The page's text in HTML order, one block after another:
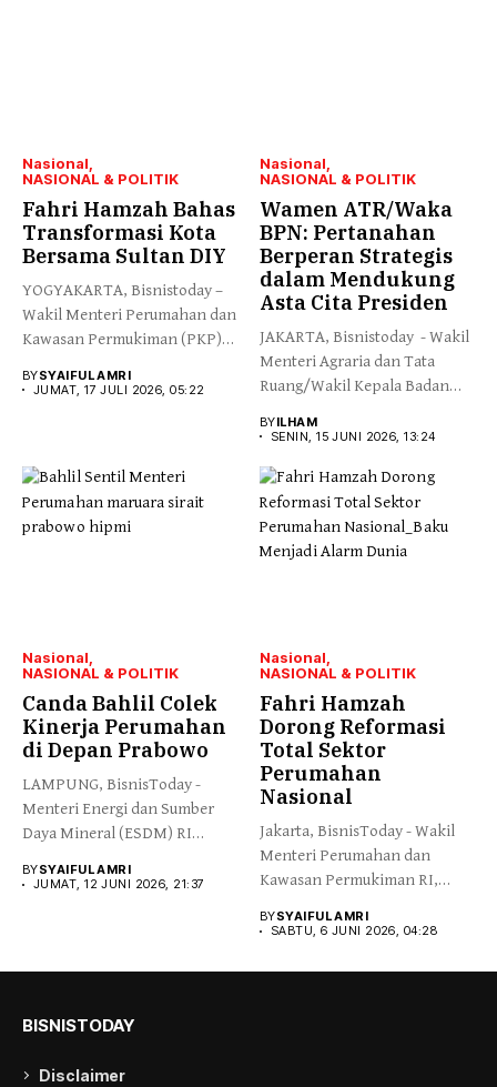
Nasional
NASIONAL & POLITIK
Fahri Hamzah Bahas
Transformasi Kota
Bersama Sultan DIY
YOGYAKARTA, Bisnistoday –
Wakil Menteri Perumahan dan
Kawasan Permukiman (PKP)
BYSYAIFUL AMRI
JUMAT, 17 JULI 2026, 05:22
Nasional
NASIONAL & POLITIK
Wamen ATR/Waka
BPN: Pertanahan
Berperan Strategis
dalam Mendukung
Asta Cita Presiden
JAKARTA, Bisnistoday - Wakil
Menteri Agraria dan Tata
Ruang/Wakil Kepala Badan
BYILHAM
SENIN, 15 JUNI 2026, 13:24
Nasional
NASIONAL & POLITIK
Canda Bahlil Colek
Kinerja Perumahan
di Depan Prabowo
LAMPUNG, BisnisToday -
Menteri Energi dan Sumber
Daya Mineral (ESDM) RI
BYSYAIFUL AMRI
JUMAT, 12 JUNI 2026, 21:37
Nasional
NASIONAL & POLITIK
Fahri Hamzah
Dorong Reformasi
Total Sektor
Perumahan
Nasional
Jakarta, BisnisToday - Wakil
Menteri Perumahan dan
Kawasan Permukiman RI,
BYSYAIFUL AMRI
SABTU, 6 JUNI 2026, 04:28
BISNISTODAY
Disclaimer